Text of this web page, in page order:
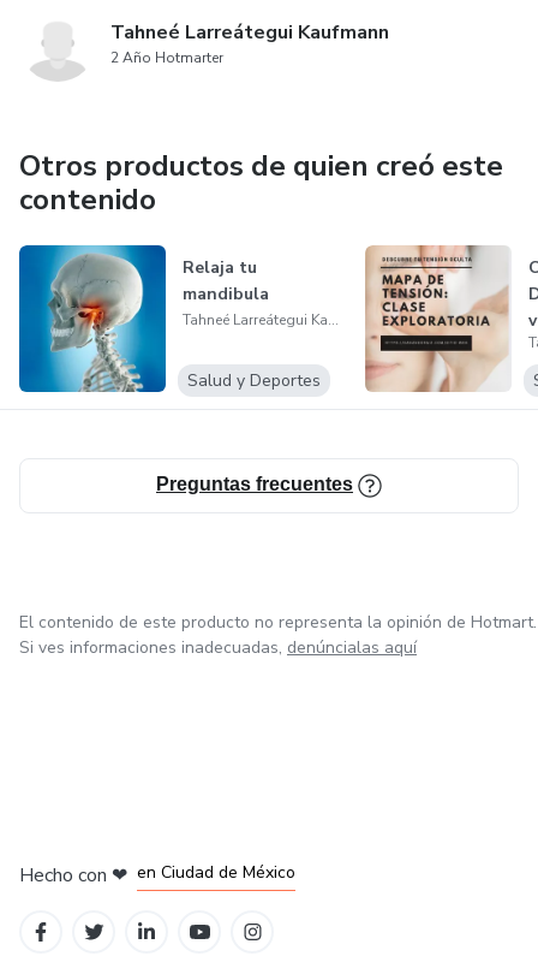
Tahneé Larreátegui Kaufmann
2 Año Hotmarter
Otros productos de quien creó este
contenido
Relaja tu
mandibula
Tahneé Larreátegui Kaufmann
Salud y Deportes
Preguntas frecuentes
El contenido de este producto no representa la opinión de Hotmart.
Si ves informaciones inadecuadas, denúncialas aquí
Hecho con ❤ en Ciudad de México